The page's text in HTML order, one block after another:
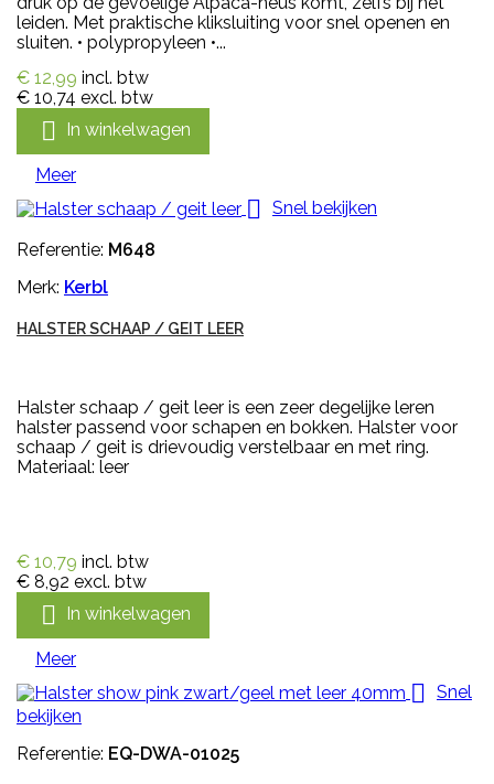
leiden. Met praktische kliksluiting voor snel openen en
sluiten. • polypropyleen •...
€ 12,99 incl. btw
€ 10,74 excl. btw
 In winkelwagen
Meer
 Snel bekijken
Referentie: M648
Merk: Kerbl
HALSTER SCHAAP / GEIT LEER
Halster schaap / geit leer is een zeer degelijke leren
halster passend voor schapen en bokken. Halster voor
schaap / geit is drievoudig verstelbaar en met ring.
Materiaal: leer
€ 10,79 incl. btw
€ 8,92 excl. btw
 In winkelwagen
Meer
 Snel
bekijken
Referentie: EQ-DWA-01025